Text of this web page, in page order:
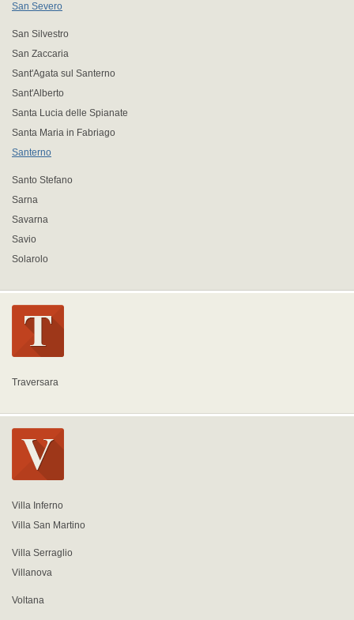
San Severo
San Silvestro
San Zaccaria
Sant'Agata sul Santerno
Sant'Alberto
Santa Lucia delle Spianate
Santa Maria in Fabriago
Santerno
Santo Stefano
Sarna
Savarna
Savio
Solarolo
Traversara
Villa Inferno
Villa San Martino
Villa Serraglio
Villanova
Voltana